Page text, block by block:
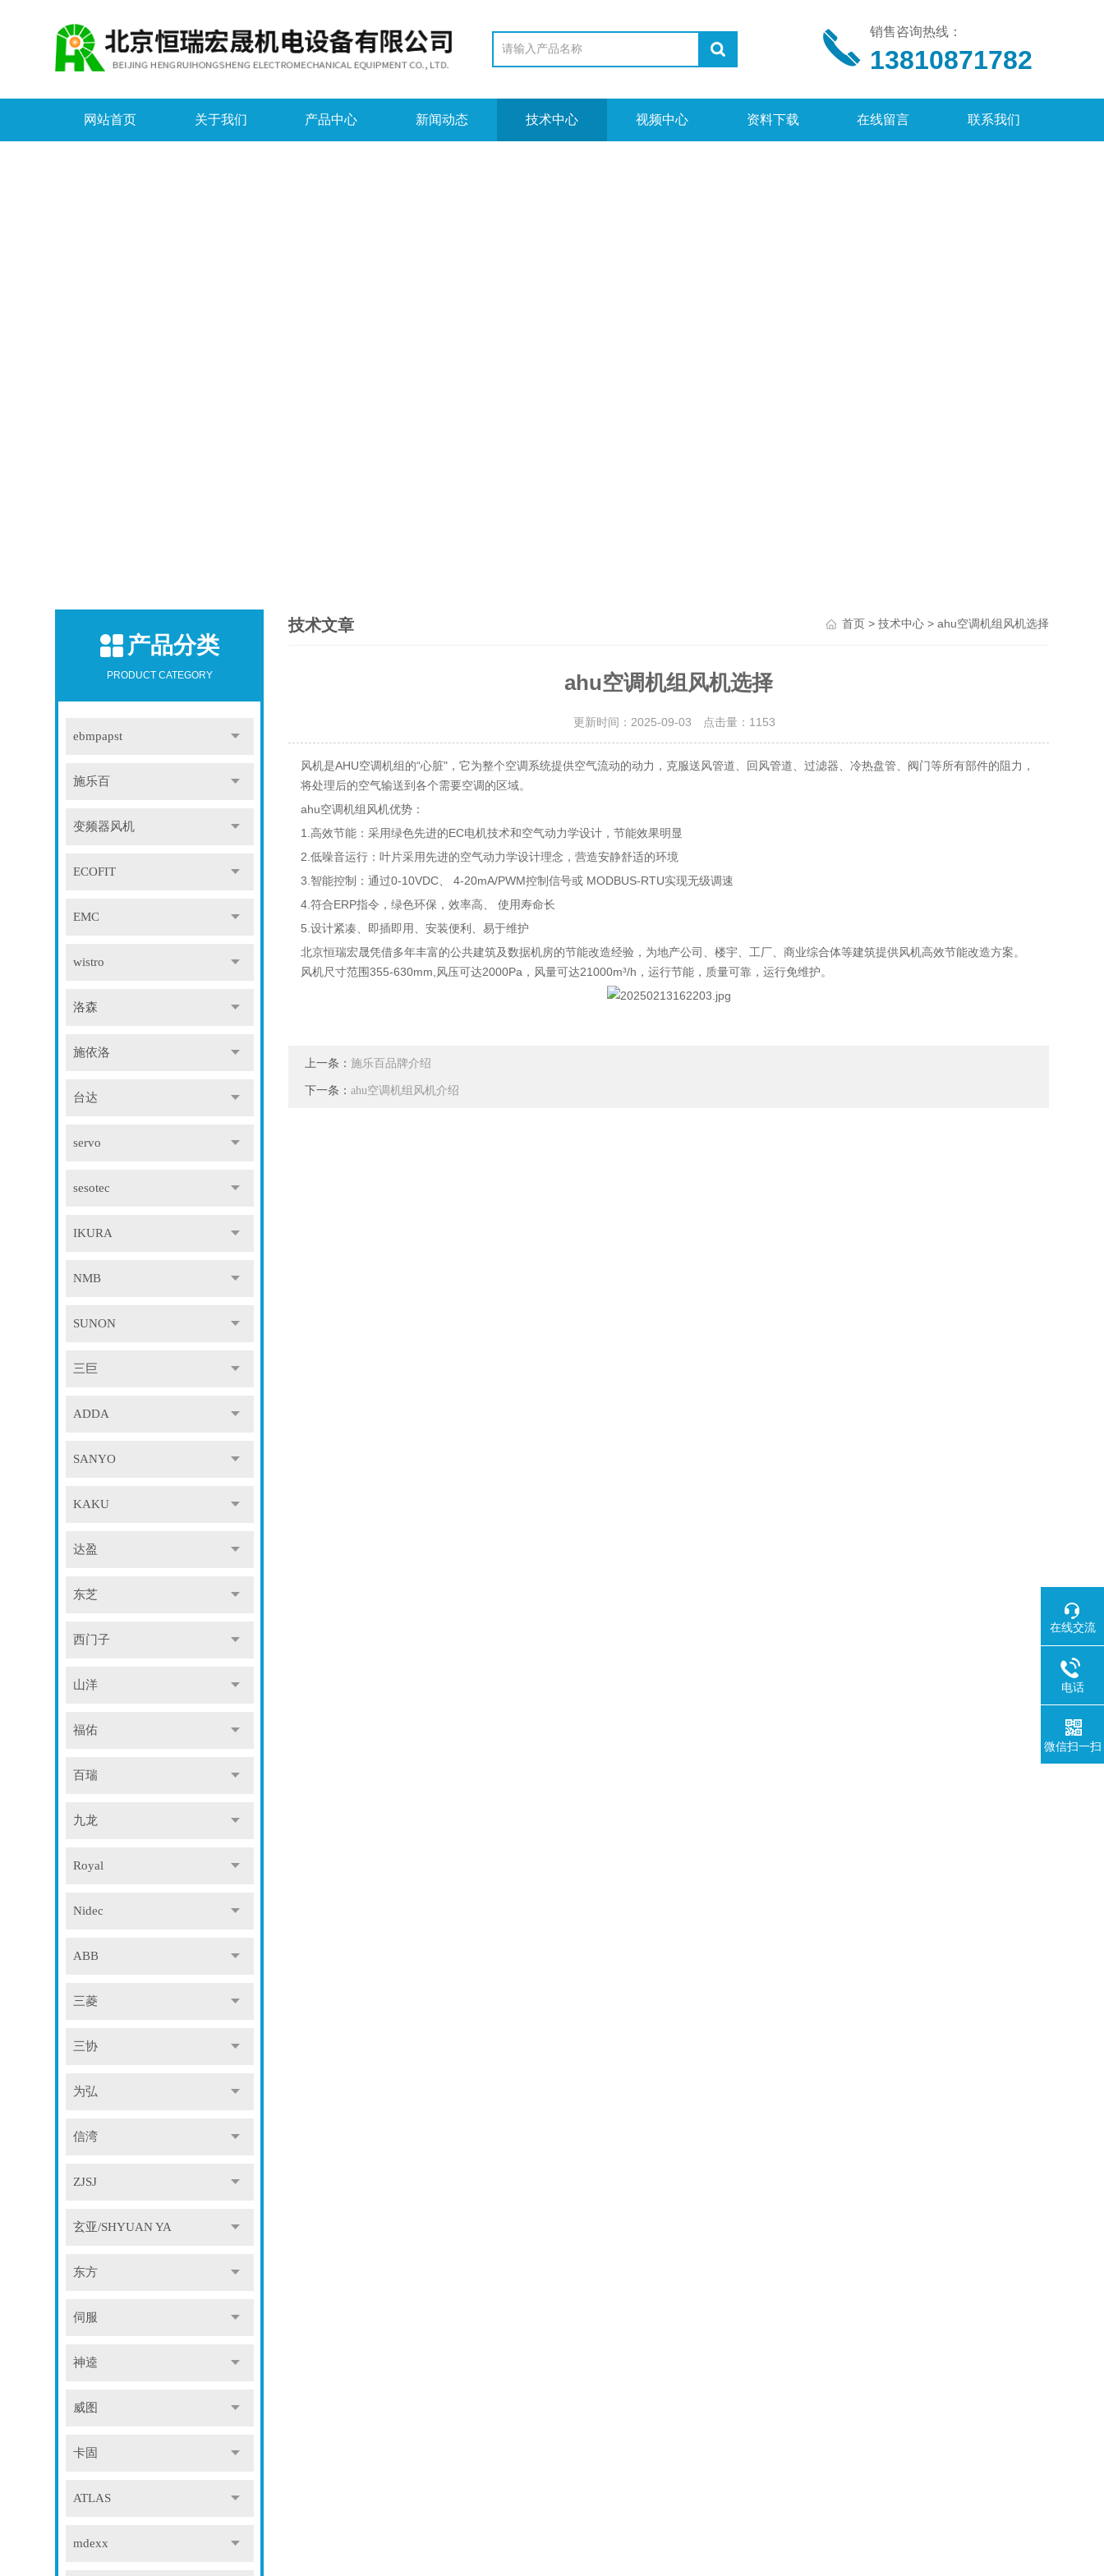
销售咨询热线：
13810871782
网站首页 关于我们 产品中心 新闻动态 技术中心 视频中心 资料下载 在线留言 联系我们
产品分类
PRODUCT CATEGORY
ebmpapst
施乐百
变频器风机
ECOFIT
EMC
wistro
洛森
施依洛
台达
servo
sesotec
IKURA
NMB
SUNON
三巨
ADDA
SANYO
KAKU
达盈
东芝
西门子
山洋
福佑
百瑞
九龙
Royal
Nidec
ABB
三菱
三协
为弘
信湾
ZJSJ
玄亚/SHYUAN YA
东方
伺服
神逵
威图
卡固
ATLAS
mdexx
技术文章 首页> 技术中心> ahu空调机组风机选择
ahu空调机组风机选择
更新时间：2025-09-03 点击量： 1153
风机是AHU空调机组的“心脏"，它为整个空调系统提供空气流动的动力，克服送风管道、回风管道、过滤器、冷热盘管、阀门等所有部件的阻力，
将处理后的空气输送到各个需要空调的区域。
ahu空调机组风机优势：
1.高效节能：采用绿色先进的EC电机技术和空气动力学设计，节能效果明显
2.低噪音运行：叶片采用先进的空气动力学设计理念，营造安静舒适的环境
3.智能控制：通过0-10VDC、 4-20mA/PWM控制信号或 MODBUS-RTU实现无级调速
4.符合ERP指令，绿色环保，效率高、 使用寿命长
5.设计紧凑、即插即用、安装便利、易于维护
北京恒瑞宏晟凭借多年丰富的公共建筑及数据机房的节能改造经验，为地产公司、楼宇、工厂、商业综合体等建筑提供风机高效节能改造方案。
风机尺寸范围355-630mm,风压可达2000Pa，风量可达21000m³/h，运行节能，质量可靠，运行免维护。
上一条：施乐百品牌介绍
下一条：ahu空调机组风机介绍
在线交流
电话
微信扫一扫